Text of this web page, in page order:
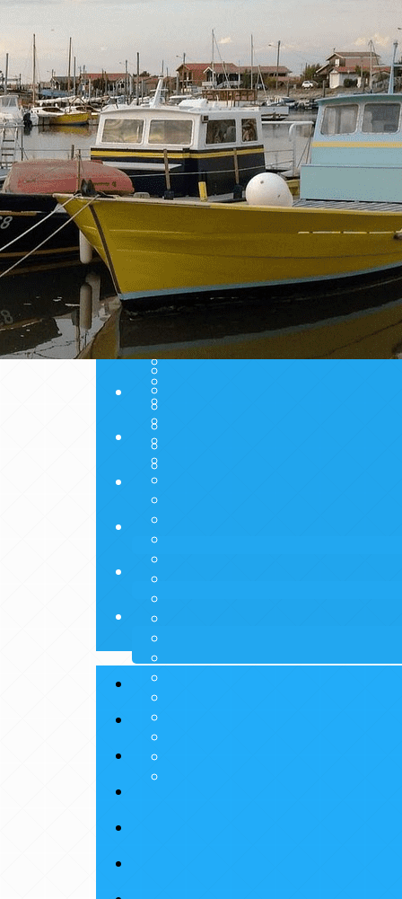
Exporter les lignes sélectionnées
Exporter toutes les colonnes
Exporter uniquement les colonnes affichées
Menu
Ajoutez un logo, un bouton, des réseaux
Cliquez pour éditer